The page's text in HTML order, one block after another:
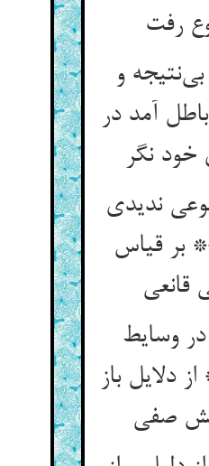
و
آمد در
ندیدی
بر قیاس
وسایط
دلایل باز